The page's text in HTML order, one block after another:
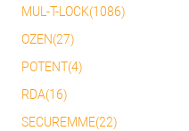
MUL-T-LOCK(1086)
OZEN(27)
POTENT(4)
RDA(16)
SECUREMME(22)